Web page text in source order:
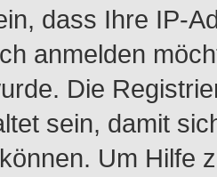
dass Ihre IP-
anmelden
Die
sein, damit
Um Hilfe